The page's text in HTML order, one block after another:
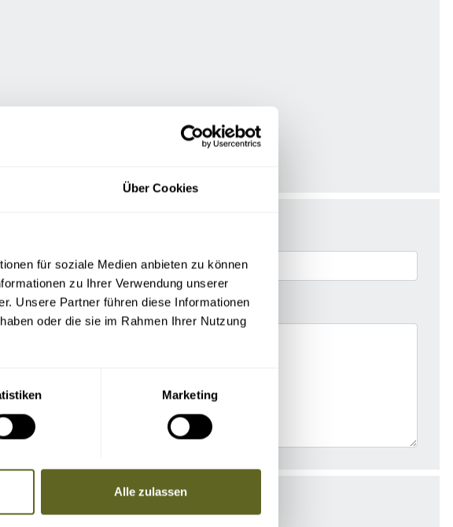
Über Cookies
für soziale Medien anbieten zu können
zu Ihrer Verwendung unserer
Unsere Partner führen diese Informationen
oder die sie im Rahmen Ihrer Nutzung
Marketing
Alle zulassen